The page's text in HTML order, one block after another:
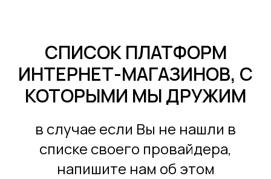
СПИСОК ПЛАТФОРМ
ИНТЕРНЕТ-МАГАЗИНОВ, С
КОТОРЫМИ МЫ ДРУЖИМ
в случае если Вы не нашли в
списке своего провайдера,
напишите нам об этом